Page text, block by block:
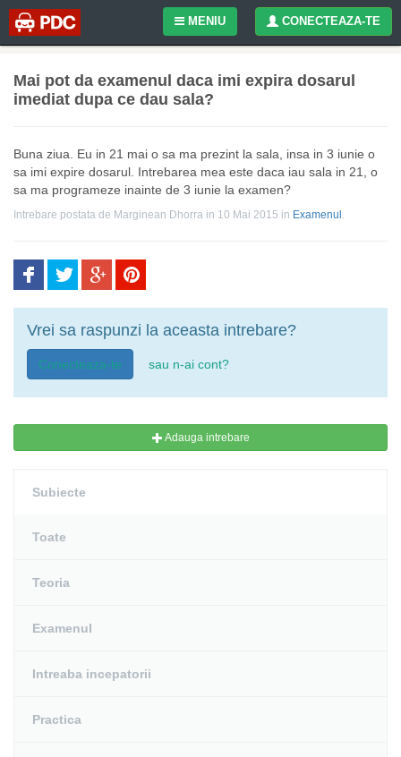
CONECTEAZA-TE
MENIU
Mai pot da examenul daca imi expira dosarul
imediat dupa ce dau sala?
Buna ziua. Eu in 21 mai o sa ma prezint la sala, insa in 3 iunie o
sa imi expire dosarul. Intrebarea mea este daca iau sala in 21, o
sa ma programeze inainte de 3 iunie la examen?
Intrebare postata de Marginean Dhorra in 10 Mai 2015 in Examenul .
Vrei sa raspunzi la aceasta intrebare?
Conecteaza-te sau n-ai cont?
Adauga intrebare
Subiecte
Toate
Teoria
Examenul
Intreaba incepatorii
Practica